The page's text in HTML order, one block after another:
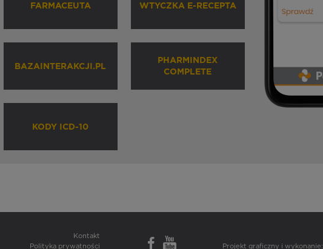
FARMACEUTA WTYCZKA E-RECEPTA
BAZAINTERAKCJI.PL
PHARMINDEX
COMPLETE
KODY ICD-10
Kontakt
Polityka prywatności
Projekt graficzny i wykonanie: